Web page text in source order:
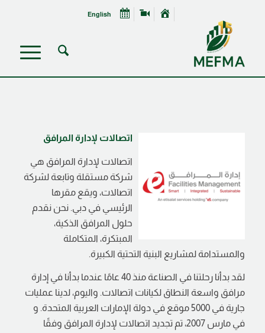
English
اتصالات لإدارة المرافق
اتصالات لإدارة المرافق هي
شركة مستقلة وتابعة لشركة
اتصالات، ويقع مقرها
الرئيسي في دبي. نحن نقدم
حلول المرافق الذكية،
المبتكرة، المتكاملة
والمستدامة لمشاريع البنية التحتية الكبيرة.
لقد بدأنا رحلتنا في الصناعة منذ 40 عامًا عندما بدأنا في إدارة
مرافق واسعة النطاق لكيانات اتصالات. واليوم، لدينا عمليات
جارية في 5000 موقع في دولة الإمارات العربية المتحدة. و
في مارس 2007، تم تجديد اتصالات لإدارة المرافق وفقًا